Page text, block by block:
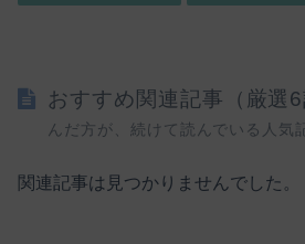
おすすめ関連記事（厳選6
んだ方が、続けて読んでいる人気
関連記事は見つかりませんでした。